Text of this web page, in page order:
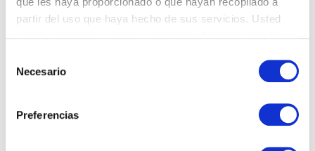
partir del uso que haya hecho de sus servicios. Usted
Necesario
Preferencias